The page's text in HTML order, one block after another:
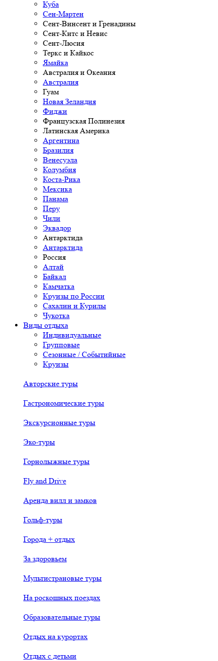
Куба
Сен-Мартен
Сент-Винсент и Гренадины
Сент-Китс и Невис
Сент-Люсия
Теркс и Кайкос
Ямайка
Австралия и Океания
Австралия
Гуам
Новая Зеландия
Фиджи
Французская Полинезия
Латинская Америка
Аргентина
Бразилия
Венесуэла
Колумбия
Коста-Рика
Мексика
Панама
Перу
Чили
Эквадор
Антарктида
Антарктида
Россия
Алтай
Байкал
Камчатка
Круизы по России
Сахалин и Курилы
Чукотка
Виды отдыха
Индивидуальные
Групповые
Сезонные / Событийные
Круизы
Авторские туры
Гастрономические туры
Экскурсионные туры
Эко-туры
Горнолыжные туры
Fly and Drive
Аренда вилл и замков
Гольф-туры
Города + отдых
За здоровьем
Мультистрановые туры
На роскошных поездах
Образовательные туры
Отдых на курортах
Отдых с детьми